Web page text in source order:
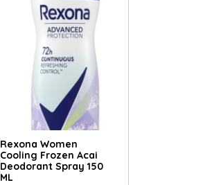
Rexona Women
Cooling Frozen Acai
Deodorant Spray 150
ML